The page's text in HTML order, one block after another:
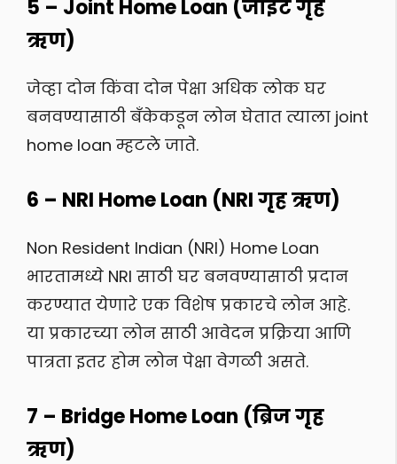
5 – Joint Home Loan (जॉइंट गृह
ऋण)
जेव्हा दोन किंवा दोन पेक्षा अधिक लोक घर
बनवण्यासाठी बँकेकडून लोन घेतात त्याला joint
home loan म्हटले जाते.
6 – NRI Home Loan (NRI गृह ऋण)
Non Resident Indian (NRI) Home Loan
भारतामध्ये NRI साठी घर बनवण्यासाठी प्रदान
करण्यात येणारे एक विशेष प्रकारचे लोन आहे.
या प्रकारच्या लोन साठी आवेदन प्रक्रिया आणि
पात्रता इतर होम लोन पेक्षा वेगळी असते.
7 – Bridge Home Loan (ब्रिज गृह
ऋण)